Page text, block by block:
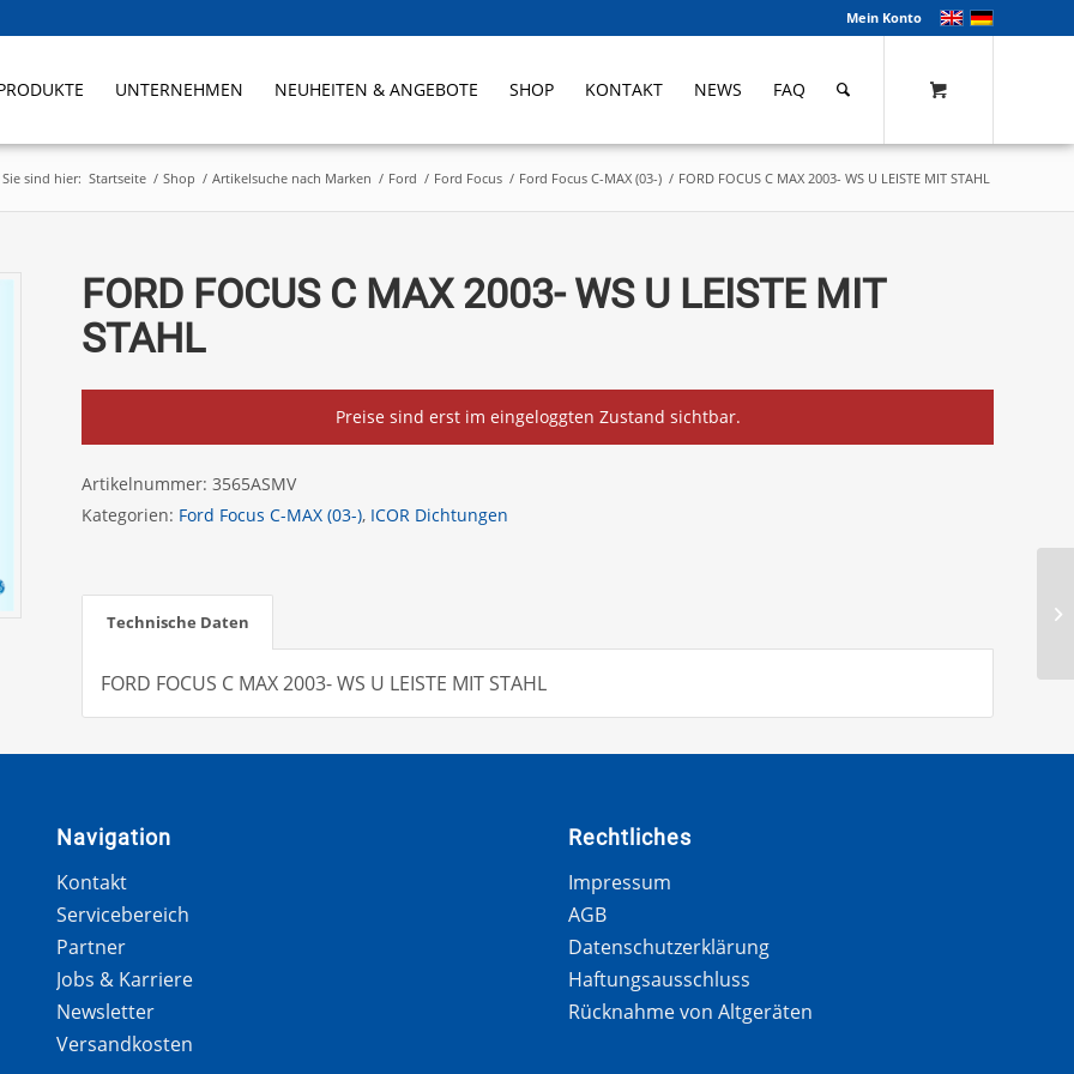
Mein Konto
UNTERNEHMEN NEUHEITEN & ANGEBOTE SHOP KONTAKT NEWS FAQ
Sie sind hier: Startseite / Shop / Artikelsuche nach Marken / Ford / Ford Focus / Ford Focus C-MAX (03-) / FORD FOCUS C MAX 2003- WS U LEISTE MIT STAHL
FORD FOCUS C MAX 2003- WS U LEISTE MIT
STAHL
Preise sind erst im eingeloggten Zustand sichtbar.
Artikelnummer:3565ASMV
Kategorien: Ford Focus C-MAX (03-), ICOR Dichtungen
Technische Daten
FORD FOCUS C MAX 2003- WS U LEISTE MIT STAHL
Navigation
Kontakt
Servicebereich
Partner
Jobs & Karriere
Newsletter
Versandkosten
Rechtliches
Impressum
AGB
Datenschutzerklärung
Haftungsausschluss
Rücknahme von Altgeräten